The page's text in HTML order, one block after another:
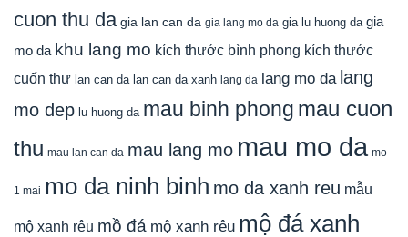
cuon thu da gia lan can da gia lang mo da gia lu huong da gia
mo da khu lang mo kích thước bình phong kích thước
cuốn thư lan can da lan can da xanh lang da lang mo da lang
mo dep lu huong da mau binh phong mau cuon
thu mau lan can da mau lang mo mau mo da mo
1 mai mo da ninh binh mo da xanh reu mẫu
mộ xanh rêu mồ đá mộ xanh rêu mộ đá xanh